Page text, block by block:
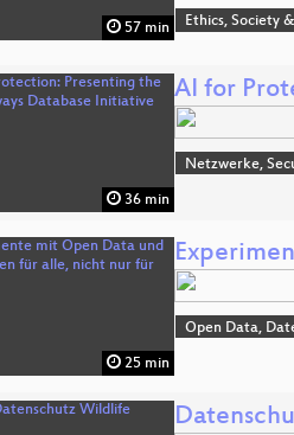
57 min Ethics, Society
36 min
AI for
Netzwerke,
25 min
Open Data,